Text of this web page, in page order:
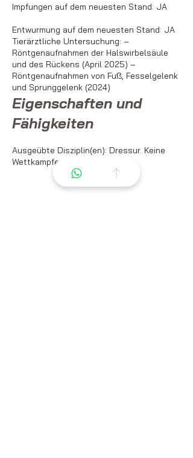
Impfungen auf dem neuesten Stand: JA
Entwurmung auf dem neuesten Stand: JA
Tierärztliche Untersuchung: –
Röntgenaufnahmen der Halswirbelsäule
und des Rückens (April 2025) –
Röntgenaufnahmen von Fuß, Fesselgelenk
und Sprunggelenk (2024)
Eigenschaften und
Fähigkeiten
Ausgeübte Disziplin(en): Dressur. Keine
Wettkampferfahrung.